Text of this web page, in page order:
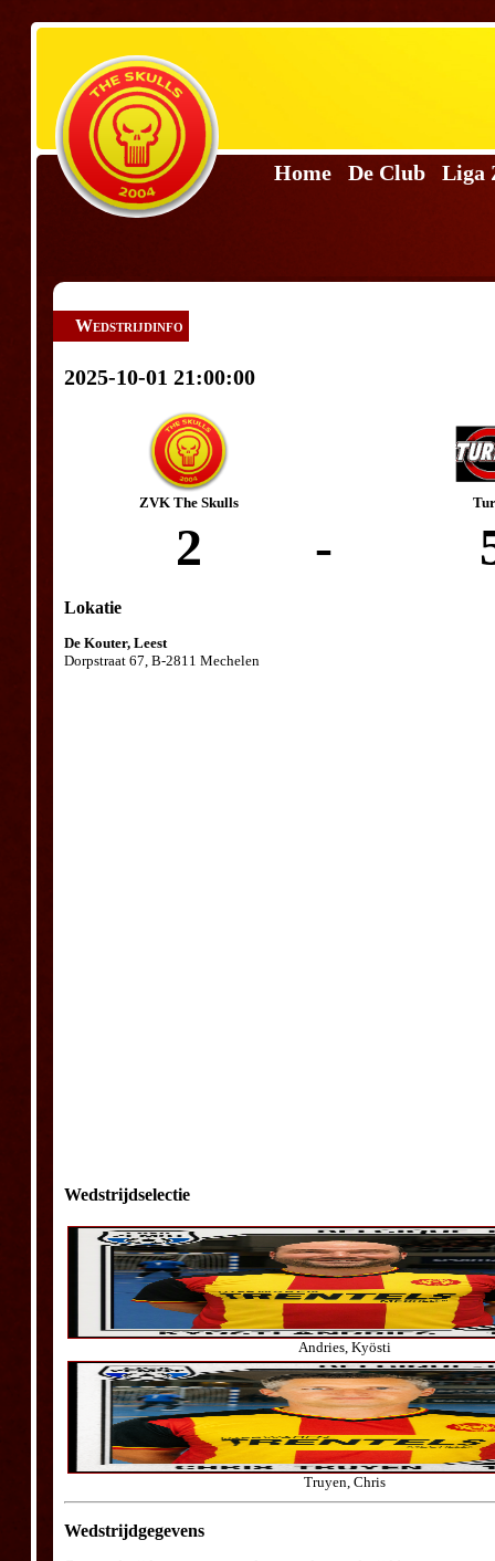
Home De Club Liga
Wedstrijdinfo
2025-10-01 21:00:00
ZVK The Skulls
2 -
Lokatie
De Kouter, Leest
Dorpstraat 67, B-2811 Mechelen
Wedstrijdselectie
Andries, Kyösti
Truyen, Chris
Wedstrijdgegevens